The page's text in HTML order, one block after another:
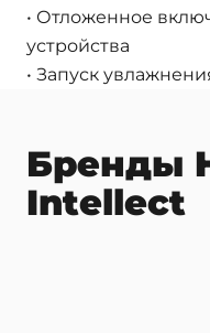
• Отложенное
устройства
• Запуск
Бренды
Intellect